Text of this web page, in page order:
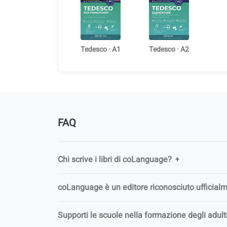
Tedesco · A1 Tedesco · A2
FAQ
Chi scrive i libri di coLanguage?
coLanguage è un editore riconosciuto
Supporti le scuole nella formazione degli